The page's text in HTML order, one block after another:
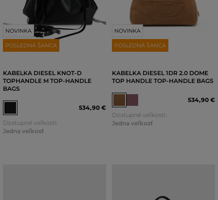
NOVINKA
POSLEDNÁ ŠANCA
KABELKA DIESEL KNOT-D
TOPHANDLE M TOP-HANDLE
BAGS
534,90 €
Dostupné veľkosti:
Jedna veľkosť
NOVINKA
POSLEDNÁ ŠANCA
KABELKA DIESEL 1DR 2.0 DOME
TOP HANDLE TOP-HANDLE BAGS
534,90 €
Dostupné veľkosti:
Jedna veľkosť